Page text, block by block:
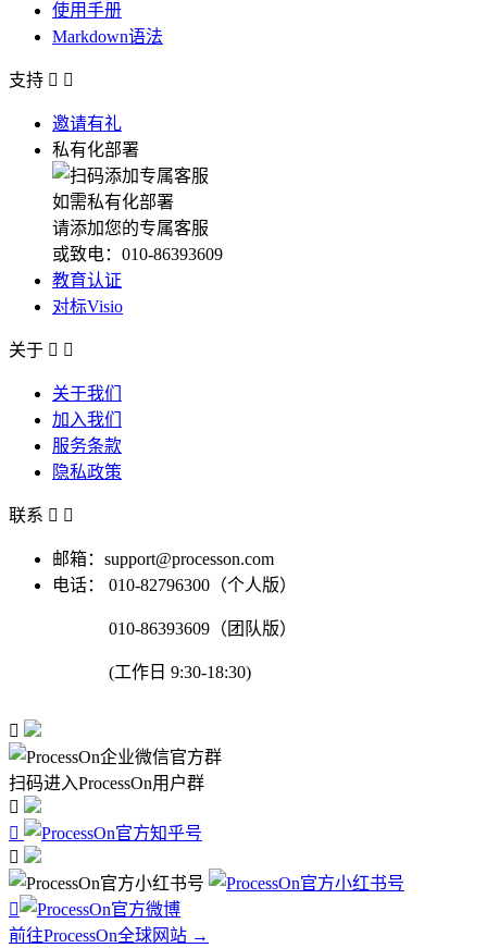
使用手册
Markdown语法
支持  
邀请有礼
私有化部署
如需私有化部署
请添加您的专属客服
或致电：010-86393609
教育认证
对标Visio
关于  
关于我们
加入我们
服务条款
隐私政策
联系  
邮箱：support@processon.com
电话：
010-82796300（个人版）
010-86393609（团队版）
(工作日 9:30-18:30)

扫码进入ProcessOn用户群




前往ProcessOn全球网站 →